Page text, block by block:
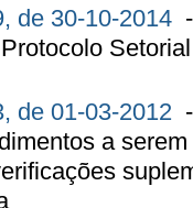
de 30-10-2014
de 01-03-2012
a